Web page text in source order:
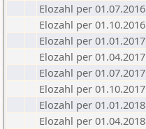
Elozahl per 01.07.2016
Elozahl per 01.10.2016
Elozahl per 01.01.2017
Elozahl per 01.04.2017
Elozahl per 01.07.2017
Elozahl per 01.10.2017
Elozahl per 01.01.2018
Elozahl per 01.04.2018